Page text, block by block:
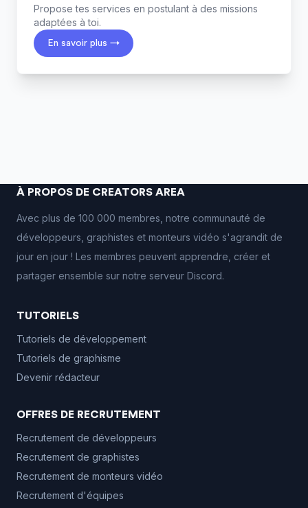
Propose tes services en postulant à des missions
adaptées à toi.
En savoir plus →
À PROPOS DE CREATORS AREA
Avec plus de 100 000 membres, notre communauté de
développeurs, graphistes et monteurs vidéo s'agrandit de
jour en jour ! Les membres peuvent apprendre, créer et
partager ensemble sur notre serveur Discord.
TUTORIELS
Tutoriels de développement
Tutoriels de graphisme
Devenir rédacteur
OFFRES DE RECRUTEMENT
Recrutement de développeurs
Recrutement de graphistes
Recrutement de monteurs vidéo
Recrutement d'équipes